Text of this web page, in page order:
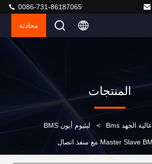
0086-731-86187065
محادثة
المنتجات
عالية الجهد Bms > ليثيوم أيون BMS
Master Slave BMS 270S 864V 400A مع منفذ اتصال